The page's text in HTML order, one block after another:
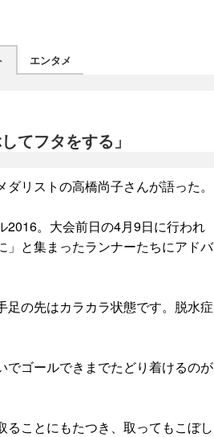
エンタメ
てフタをする」
リストの高橋尚子さんが語った。
2016。大会前日の4月9日に行われ
」と集まったランナーたちにアドバ
足の先はカラカラ状態です。脱水症
でゴールできまでたどり着けるのが
ことにもたつき、取ってもこぼし